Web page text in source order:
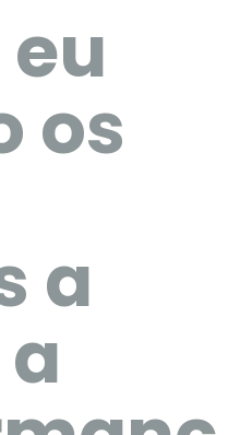
os
a